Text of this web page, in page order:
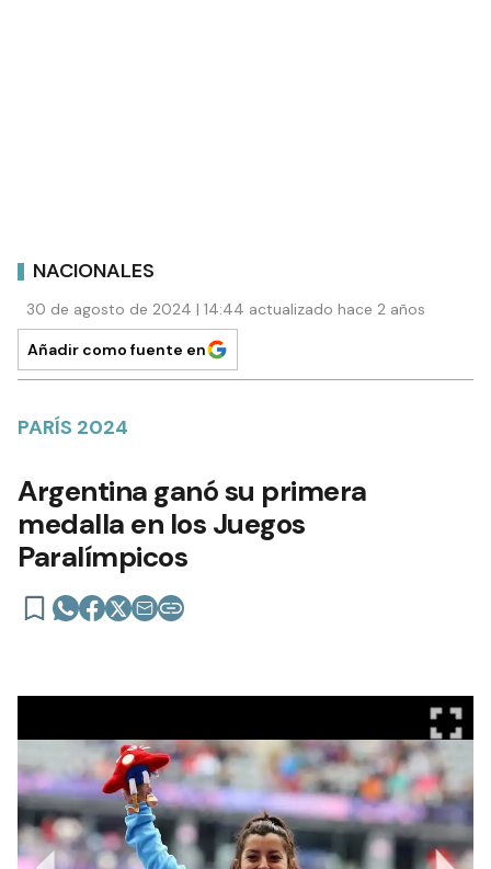
NACIONALES
30 de agosto de 2024 | 14:44 actualizado hace 2 años
Añadir como fuente en
PARÍS 2024
Argentina ganó su primera
medalla en los Juegos
Paralímpicos